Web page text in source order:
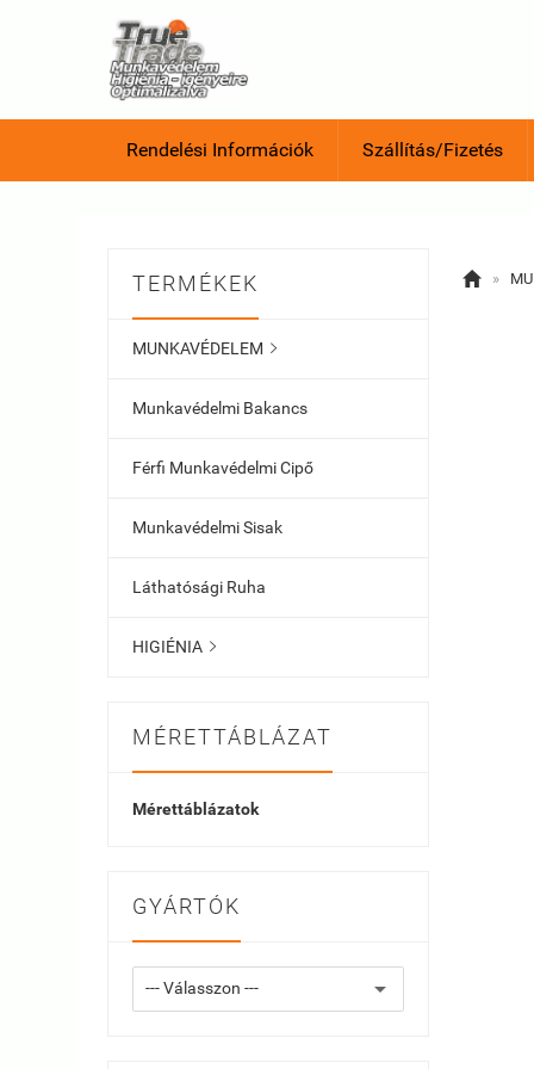
Rendelési Információk Szállítás/Fizetés
TERMÉKEK
MUNKAVÉDELEM 
Munkavédelmi Bakancs
Férfi Munkavédelmi Cipő
Munkavédelmi Sisak
Láthatósági Ruha
HIGIÉNIA 
MÉRETTÁBLÁZAT
Mérettáblázatok
GYÁRTÓK
 »